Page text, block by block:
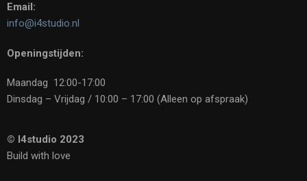
Email:
info@i4studio.nl
Openingstijden:
Maandag 12:00-17:00
Dinsdag – Vrijdag / 10:00 – 17:00 (Alleen op afspraak)
© I4studio 2023
Build with love